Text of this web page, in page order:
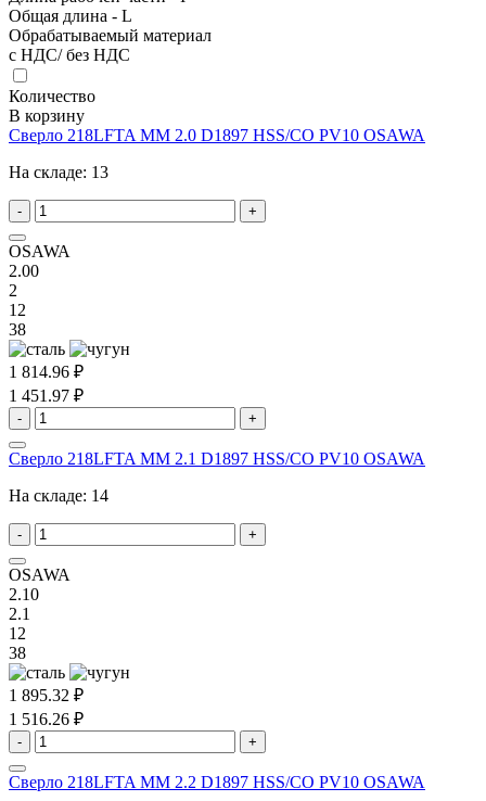
Общая длина - L
Обрабатываемый материал
с НДС/ без НДС
Количество
В корзину
Сверло 218LFTA MM 2.0 D1897 HSS/CO PV10 OSAWA
На складе: 13
- +
OSAWA
2.00
2
12
38
1 814.96 ₽
1 451.97 ₽
- +
Сверло 218LFTA MM 2.1 D1897 HSS/CO PV10 OSAWA
На складе: 14
- +
OSAWA
2.10
2.1
12
38
1 895.32 ₽
1 516.26 ₽
- +
Сверло 218LFTA MM 2.2 D1897 HSS/CO PV10 OSAWA